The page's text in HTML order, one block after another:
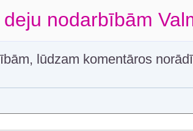
nodarbībām
lūdzam komentāros